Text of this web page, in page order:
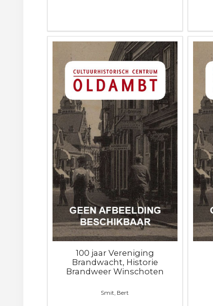
100 jaar Vereniging
Brandwacht, Historie
Brandweer Winschoten
Smit, Bert